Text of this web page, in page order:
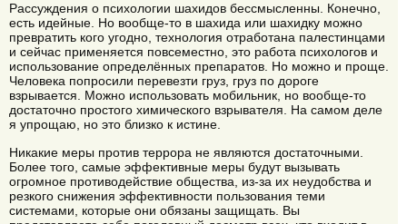
Рассуждения о психологии шахидов бессмысленны. Конечно,
есть идейные. Но вообще-то в шахида или шахидку можно
превратить кого угодно, технология отработана палестинцами
и сейчас применяется повсеместно, это работа психологов и
использование определённых препаратов. Но можно и проще.
Человека попросили перевезти груз, груз по дороге
взрывается. Можно использовать мобильник, но вообще-то
достаточно простого химического взрывателя. На самом деле
я упрощаю, но это близко к истине.
Никакие меры против террора не являются достаточными.
Более того, самые эффективные меры будут вызывать
огромное противодействие общества, из-за их неудобства и
резкого снижения эффективности пользования теми
системами, которые они обязаны защищать. Вы